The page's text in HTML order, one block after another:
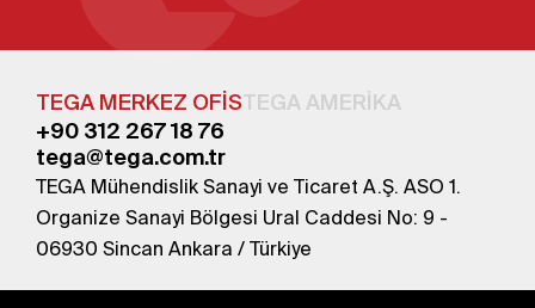
TEGA MERKEZ OFİSTEGA AMERİKA
+90 312 267 18 76
tega@tega.com.tr
TEGA Mühendislik Sanayi ve Ticaret A.Ş. ASO 1.
Organize Sanayi Bölgesi Ural Caddesi No: 9 -
06930 Sincan Ankara / Türkiye